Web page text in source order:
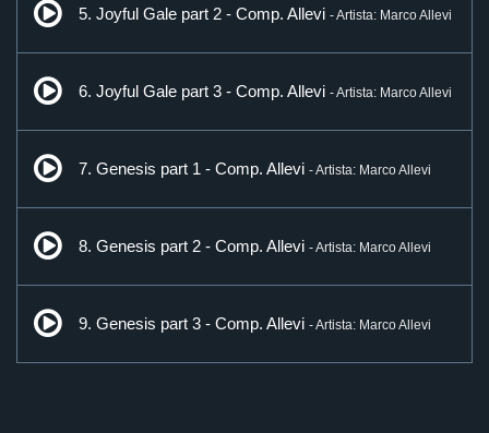
5. Joyful Gale part 2 - Comp. Allevi - Artista: Marco Allevi
6. Joyful Gale part 3 - Comp. Allevi - Artista: Marco Allevi
7. Genesis part 1 - Comp. Allevi - Artista: Marco Allevi
8. Genesis part 2 - Comp. Allevi - Artista: Marco Allevi
9. Genesis part 3 - Comp. Allevi - Artista: Marco Allevi